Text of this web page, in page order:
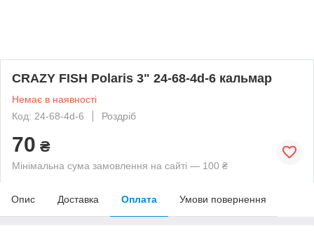
CRAZY FISH Polaris 3" 24-68-4d-6 кальмар
Немає в наявності
Код: 24-68-4d-6
Роздріб
70 ₴
Мінімальна сума замовлення на сайті — 100 ₴
Опис Доставка Оплата Умови повернення